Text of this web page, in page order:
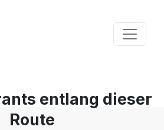
entlang dieser
Route